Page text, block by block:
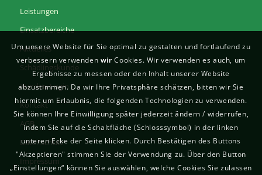
Leistungen
Einsatzbereiche
Aktuelles
Schädlingskunde
Kunden-Login
Kontakt
AGB
Datenschutz
Impressum
Um unsere Website für Sie optimal zu gestalten und fortlaufend zu
verbessern verwenden wir Cookies. Wir verwenden es auch, um
Ergebnisse zu messen oder den Inhalt unserer Website
abzustimmen. Da wir Ihre Privatsphäre schätzen, bitten wir Sie
hiermit um Erlaubnis, die folgenden Technologien zu verwenden.
Sie können Ihre Einwilligung später jederzeit ändern / widerrufen,
indem Sie auf die Schaltfläche (Schlosssymbol) in der linken
unteren Ecke der Seite klicken. Durch Bestätigen des Buttons
"Akzeptieren" stimmen Sie der Verwendung zu. Über den Button
„Einstellungen“ können Sie auswählen, welche Cookies Sie zulassen